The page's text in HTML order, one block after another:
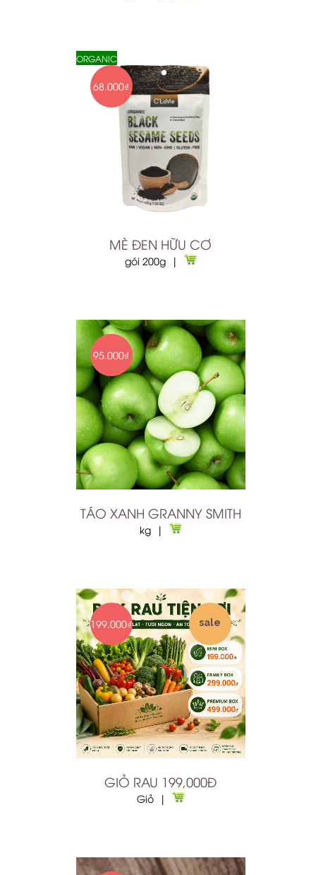
ORGANIC
68.000₫
MÈ ĐEN HỮU CƠ
gói 200g |
95.000₫
TÁO XANH GRANNY SMITH
kg |
199.000₫ sale
GIỎ RAU 199,000Đ
Giỏ |